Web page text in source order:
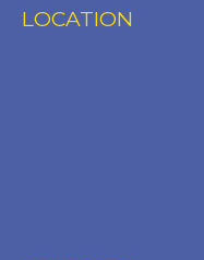
LOCATION